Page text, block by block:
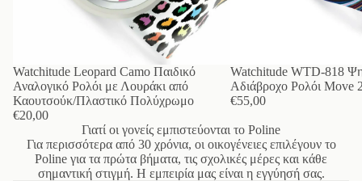
Watchitude Leopard Camo Παιδικό
Αναλογικό Ρολόι με Λουράκι από
Καουτσούκ/Πλαστικό Πολύχρωμο
€20,00
Watchitude WTD-818
Αδιάβροχο Ρολόι Move
€55,00
Γιατί οι γονείς εμπιστεύονται το Poline
Για περισσότερα από 30 χρόνια, οι οικογένειες επιλέγουν το
Poline για τα πρώτα βήματα, τις σχολικές μέρες και κάθε
σημαντική στιγμή. Η εμπειρία μας είναι η εγγύησή σας.